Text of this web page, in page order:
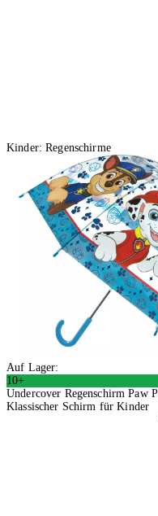
Kinder: Regenschirme
Auf Lager:
10+
Undercover Regenschirm Paw
Klassischer Schirm für Kinder